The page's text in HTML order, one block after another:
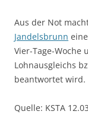
Aus der Not
Jandelsbrunn
Vier-Tage-Woche
Lohnausgleichs
beantwortet wird.
Quelle: KSTA